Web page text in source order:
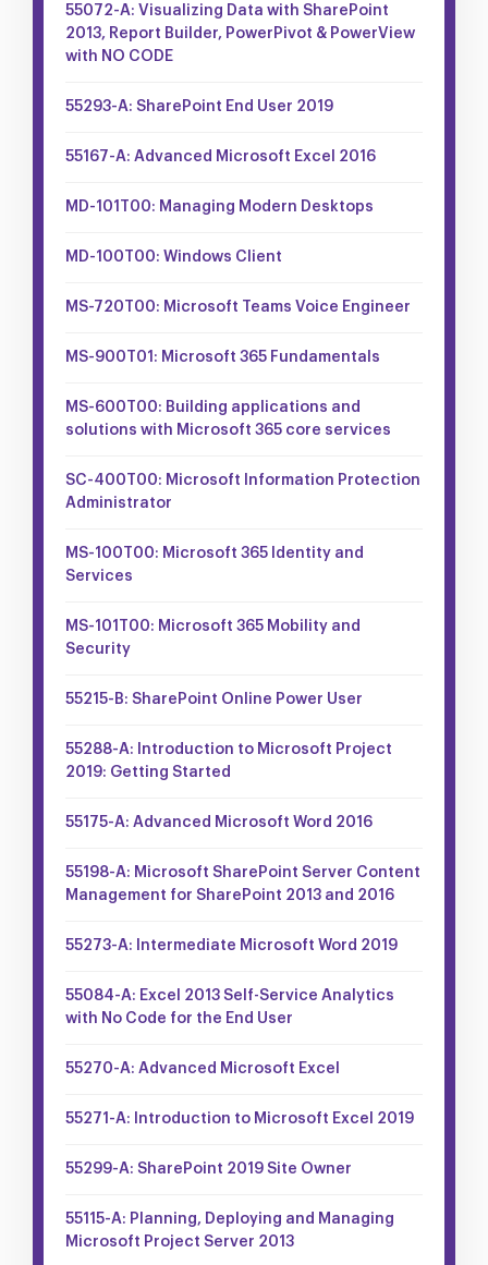
55072-A: Visualizing Data with SharePoint
2013, Report Builder, PowerPivot & PowerView
with NO CODE
55293-A: SharePoint End User 2019
55167-A: Advanced Microsoft Excel 2016
MD-101T00: Managing Modern Desktops
MD-100T00: Windows Client
MS-720T00: Microsoft Teams Voice Engineer
MS-900T01: Microsoft 365 Fundamentals
MS-600T00: Building applications and
solutions with Microsoft 365 core services
SC-400T00: Microsoft Information Protection
Administrator
MS-100T00: Microsoft 365 Identity and
Services
MS-101T00: Microsoft 365 Mobility and
Security
55215-B: SharePoint Online Power User
55288-A: Introduction to Microsoft Project
2019: Getting Started
55175-A: Advanced Microsoft Word 2016
55198-A: Microsoft SharePoint Server Content
Management for SharePoint 2013 and 2016
55273-A: Intermediate Microsoft Word 2019
55084-A: Excel 2013 Self-Service Analytics
with No Code for the End User
55270-A: Advanced Microsoft Excel
55271-A: Introduction to Microsoft Excel 2019
55299-A: SharePoint 2019 Site Owner
55115-A: Planning, Deploying and Managing
Microsoft Project Server 2013